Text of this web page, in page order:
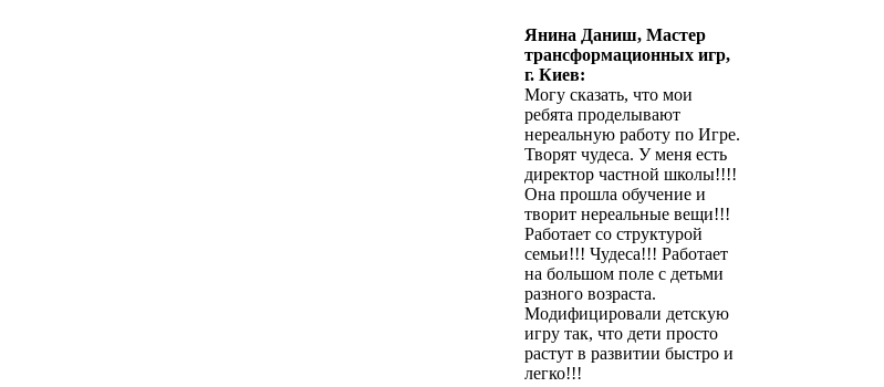
Янина Даниш, Мастер
трансформационных игр,
г. Киев:
Могу сказать, что мои
ребята проделывают
нереальную работу по Игре.
Творят чудеса. У меня есть
директор частной школы!!!!
Она прошла обучение и
творит нереальные вещи!!!
Работает со структурой
семьи!!! Чудеса!!! Работает
на большом поле с детьми
разного возраста.
Модифицировали детскую
игру так, что дети просто
растут в развитии быстро и
легко!!!